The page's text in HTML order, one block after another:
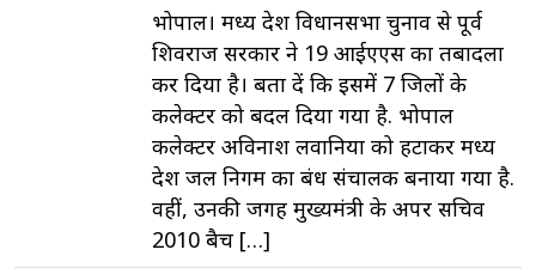
भोपाल। मध्य प्रदेश विधानसभा चुनाव से पूर्व
शिवराज सरकार ने 19 आईएएस का तबादला
कर दिया है। बता दें कि इसमें 7 जिलों के
कलेक्टर को बदल दिया गया है. भोपाल
कलेक्टर अविनाश लवानिया को हटाकर मध्य
प्रदेश जल निगम का प्रबंध संचालक बनाया गया है.
वहीं, उनकी जगह मुख्यमंत्री के अपर सचिव
2010 बैच […]